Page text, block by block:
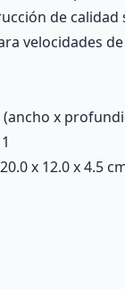
de
velocidades
x
x 12.0 x 4.5